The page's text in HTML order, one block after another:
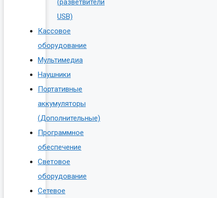
(разветвители
USB)
Кассовое
оборудование
Мультимедиа
Наушники
Портативные
аккумуляторы
(Дополнительные)
Программное
обеспечение
Световое
оборудование
Сетевое